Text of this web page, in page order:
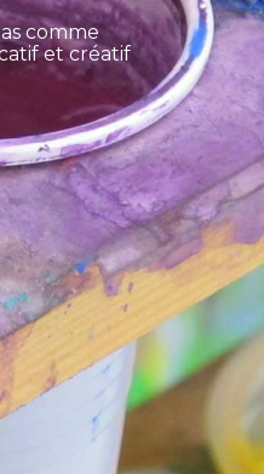
comme
et créatif